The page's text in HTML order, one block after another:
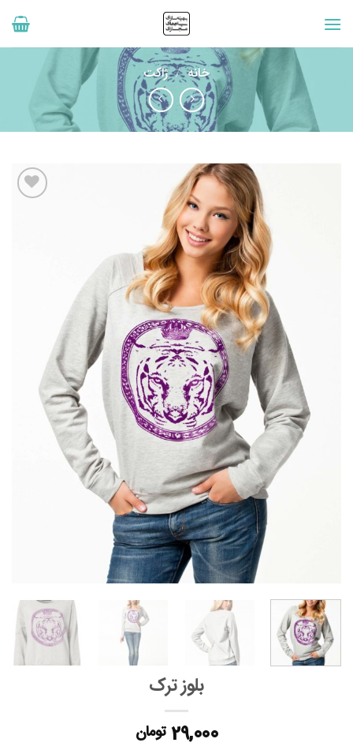
محتوا
خانه / ژاکت
بلوز ترک
29,000 تومان